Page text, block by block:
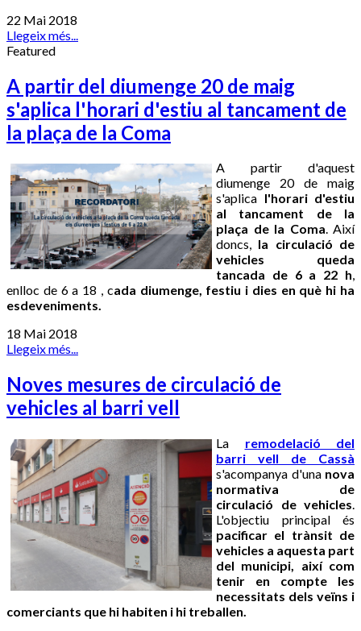
22 Mai 2018
Llegeix més...
Featured
A partir del diumenge 20 de maig
s'aplica l'horari d'estiu al tancament de
la plaça de la Coma
A partir d'aquest
diumenge 20 de maig
s'aplica l'horari d'estiu
al tancament de la
plaça de la Coma. Així
doncs, la circulació de
vehicles queda
tancada de 6 a 22 h,
enlloc de 6 a 18 , cada diumenge, festiu i dies en què hi ha
esdeveniments.
18 Mai 2018
Llegeix més...
Noves mesures de circulació de
vehicles al barri vell
La remodelació del
barri vell de Cassà
s'acompanya d'una nova
normativa de
circulació de vehicles.
L'objectiu principal és
pacificar el trànsit de
vehicles a aquesta part
del municipi, així com
tenir en compte les
necessitats dels veïns i
comerciants que hi habiten i hi treballen.